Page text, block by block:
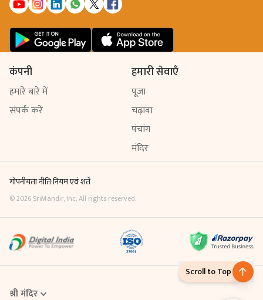
कंपनी
हमारे बारे में
संपर्क करें
हमारी सेवाएँ
पूजा
चढ़ावा
पंचांग
मंदिर
गोपनीयता नीति·नियम एवं शर्तें
©2026 SriMandir, Inc. All rights reserved.
श्री मंदिर
Scroll to Top